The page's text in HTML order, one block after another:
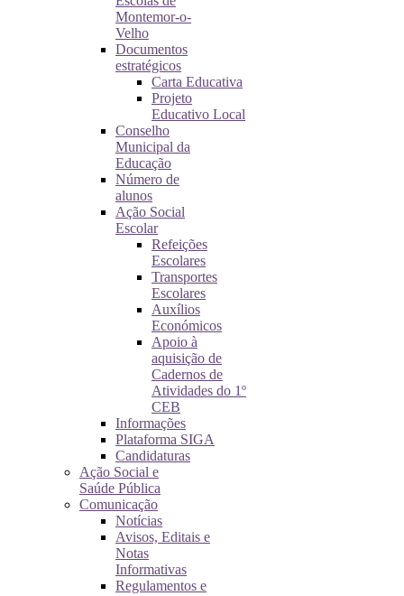
Montemor-o-
Velho
Documentos
estratégicos
Carta Educativa
Projeto
Educativo Local
Conselho
Municipal da
Educação
Número de
alunos
Ação Social
Escolar
Refeições
Escolares
Transportes
Escolares
Auxílios
Económicos
Apoio à
aquisição de
Cadernos de
Atividades do 1º
CEB
Informações
Plataforma SIGA
Candidaturas
Ação Social e
Saúde Pública
Comunicação
Notícias
Avisos, Editais e
Notas
Informativas
Regulamentos e